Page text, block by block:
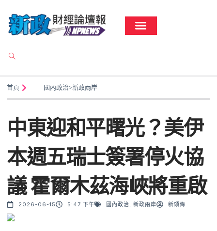
首頁 國內政治>新政兩岸
中東迎和平曙光？美伊
本週五瑞士簽署停火協
議 霍爾木茲海峽將重啟
2026-06-15 5:47 下午 國內政治 新政兩岸 新頭條